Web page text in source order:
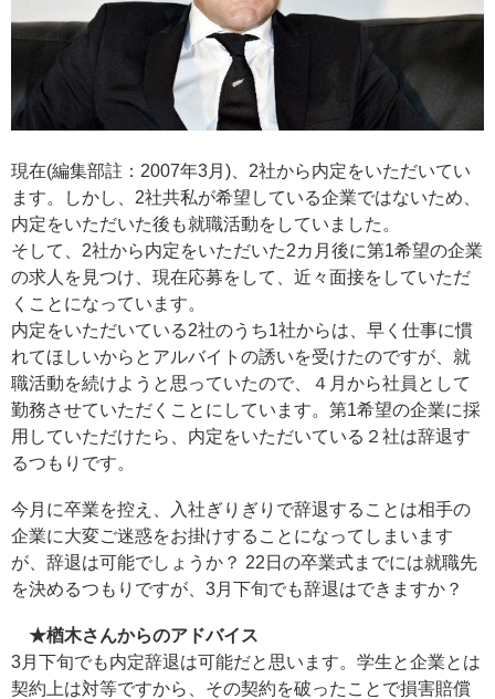
現在(編集部註：2007年3月)、2社から内定をいただいてい
ます。しかし、2社共私が希望している企業ではないため、
内定をいただいた後も就職活動をしていました。
そして、2社から内定をいただいた2カ月後に第1希望の企業
の求人を見つけ、現在応募をして、近々面接をしていただ
くことになっています。
内定をいただいている2社のうち1社からは、早く仕事に慣
れてほしいからとアルバイトの誘いを受けたのですが、就
職活動を続けようと思っていたので、４月から社員として
勤務させていただくことにしています。第1希望の企業に採
用していただけたら、内定をいただいている２社は辞退す
るつもりです。
今月に卒業を控え、入社ぎりぎりで辞退することは相手の
企業に大変ご迷惑をお掛けすることになってしまいます
が、辞退は可能でしょうか？ 22日の卒業式までには就職先
を決めるつもりですが、3月下旬でも辞退はできますか？
★楢木さんからのアドバイス
3月下旬でも内定辞退は可能だと思います。学生と企業とは
契約上は対等ですから、その契約を破ったことで損害賠償